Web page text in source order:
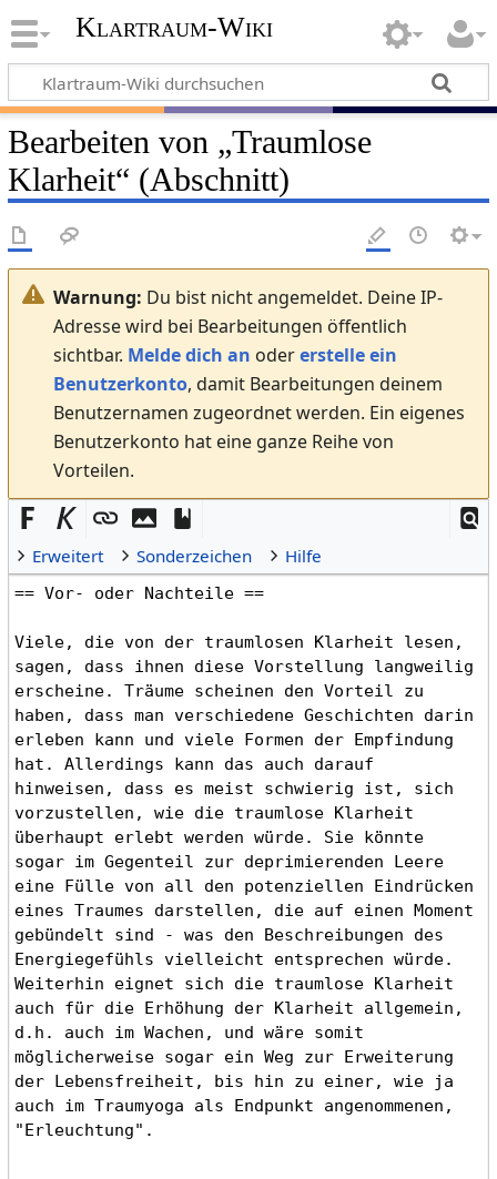
Klartraum-Wiki
Bearbeiten von „Traumlose
Klarheit“ (Abschnitt)
Warnung: Du bist nicht angemeldet. Deine IP-
Adresse wird bei Bearbeitungen öffentlich
sichtbar. Melde dich an odererstelle ein
Benutzerkonto, damit Bearbeitungen deinem
Benutzernamen zugeordnet werden. Ein eigenes
Benutzerkonto hat eine ganze Reihe von
Vorteilen.
Erweitert Sonderzeichen Hilfe